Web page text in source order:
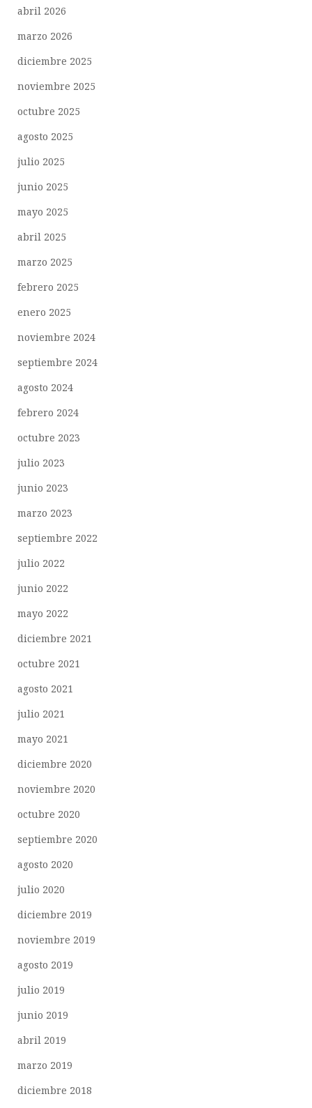
abril 2026
marzo 2026
diciembre 2025
noviembre 2025
octubre 2025
agosto 2025
julio 2025
junio 2025
mayo 2025
abril 2025
marzo 2025
febrero 2025
enero 2025
noviembre 2024
septiembre 2024
agosto 2024
febrero 2024
octubre 2023
julio 2023
junio 2023
marzo 2023
septiembre 2022
julio 2022
junio 2022
mayo 2022
diciembre 2021
octubre 2021
agosto 2021
julio 2021
mayo 2021
diciembre 2020
noviembre 2020
octubre 2020
septiembre 2020
agosto 2020
julio 2020
diciembre 2019
noviembre 2019
agosto 2019
julio 2019
junio 2019
abril 2019
marzo 2019
diciembre 2018